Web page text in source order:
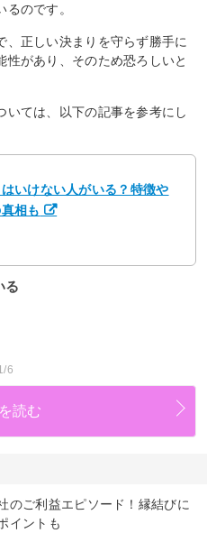
のです。
正しい決まりを守らず勝手に
性があり、そのため恐ろしいと
いては、以下の記事を参考にし
いけない人がいる？特徴や
相も
る
6
読む
のご利益エピソード！縁結びに
イントも